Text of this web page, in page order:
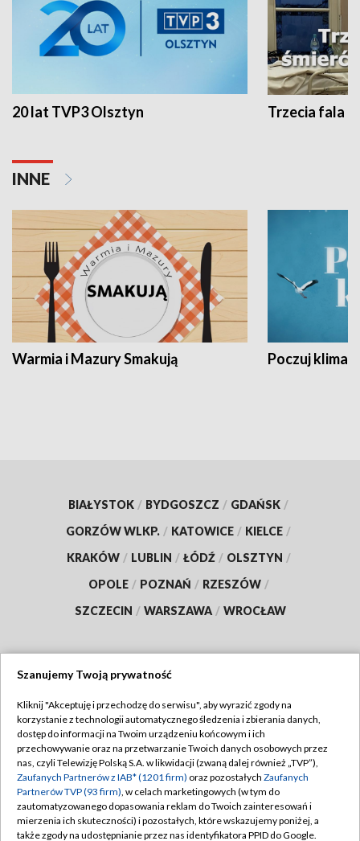
20 lat TVP3 Olsztyn Trzecia fala -
INNE
Warmia i Mazury Smakują Poczuj klimat
BIAŁYSTOK / BYDGOSZCZ / GDAŃSK /
GORZÓW WLKP. / KATOWICE / KIELCE /
KRAKÓW / LUBLIN / ŁÓDŹ / OLSZTYN /
OPOLE / POZNAŃ / RZESZÓW /
SZCZECIN / WARSZAWA / WROCŁAW
TVP
Abonament TVP
Emisja w TVP
Centrum informacji TVP
Naziemna Telewizja Cyfrowa
Regulamin TVP
Polityka prywatności
Moje zgody
Pomoc
Szanujemy Twoją prywatność
Kliknij "Akceptuję i przechodzę do serwisu", aby wyrazić zgody na
korzystanie z technologii automatycznego śledzenia i zbierania danych,
dostęp do informacji na Twoim urządzeniu końcowym i ich
przechowywanie oraz na przetwarzanie Twoich danych osobowych przez
nas, czyli Telewizję Polską S.A. w likwidacji (zwaną dalej również „TVP”),
Zaufanych Partnerów z IAB* (1201 firm) oraz pozostałych Zaufanych
Partnerów TVP (93 firm), w celach marketingowych (w tym do
zautomatyzowanego dopasowania reklam do Twoich zainteresowań i
mierzenia ich skuteczności) i pozostałych, które wskazujemy poniżej, a
także zgody na udostępnianie przez nas identyfikatora PPID do Google.